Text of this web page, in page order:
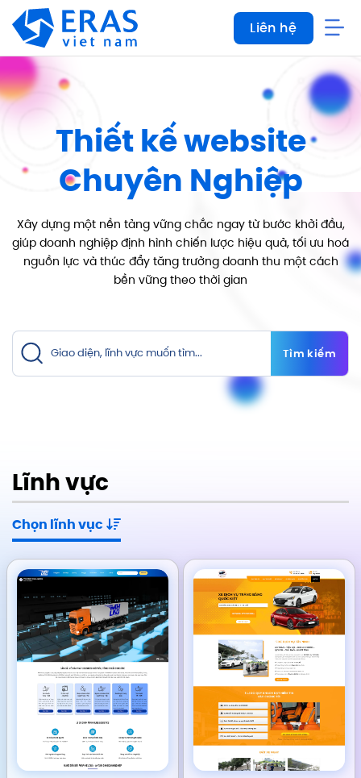
qua
dung
Liên hệ
Thiết kế website
Chuyên Nghiệp
Xây dựng một nền tảng vững chắc ngay từ bước khởi đầu,
giúp doanh nghiệp định hình chiến lược hiệu quả, tối ưu hoá
nguồn lực và thúc đẩy tăng trưởng doanh thu một cách
bền vững theo thời gian
Tìm kiếm
Lĩnh vực
Chọn lĩnh vục